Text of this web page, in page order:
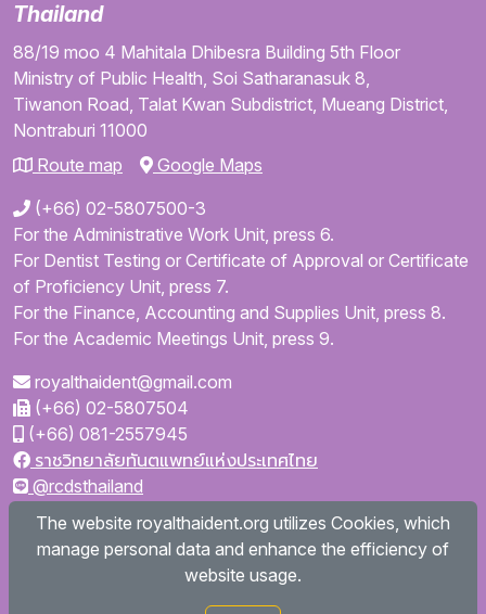
Thailand
88/19 moo 4 Mahitala Dhibesra Building 5th Floor
Ministry of Public Health, Soi Satharanasuk 8,
Tiwanon Road, Talat Kwan Subdistrict, Mueang District,
Nontraburi 11000
Route map
Google Maps
(+66) 02-5807500-3
For the Administrative Work Unit, press 6.
For Dentist Testing or Certificate of Approval or Certificate
of Proficiency Unit, press 7.
For the Finance, Accounting and Supplies Unit, press 8.
For the Academic Meetings Unit, press 9.
royalthaident@gmail.com
(+66) 02-5807504
(+66) 081-2557945
ราชวิทยาลัยทันตแพทย์แห่งประเทศไทย
@rcdsthailand
royalthaident
Royal College of Dental Surgeons of Thailand
The website royalthaident.org utilizes Cookies, which
manage personal data and enhance the efficiency of
website usage.